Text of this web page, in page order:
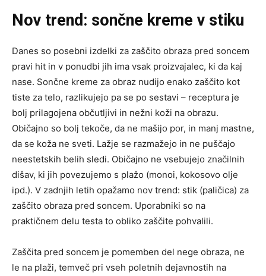
Nov trend: sončne kreme v stiku
Danes so posebni izdelki za zaščito obraza pred soncem
pravi hit in v ponudbi jih ima vsak proizvajalec, ki da kaj
nase. Sončne kreme za obraz nudijo enako zaščito kot
tiste za telo, razlikujejo pa se po sestavi – receptura je
bolj prilagojena občutljivi in nežni koži na obrazu.
Običajno so bolj tekoče, da ne mašijo por, in manj mastne,
da se koža ne sveti. Lažje se razmažejo in ne puščajo
neestetskih belih sledi. Običajno ne vsebujejo značilnih
dišav, ki jih povezujemo s plažo (monoi, kokosovo olje
ipd.). V zadnjih letih opažamo nov trend: stik (paličica) za
zaščito obraza pred soncem. Uporabniki so na
praktičnem delu testa to obliko zaščite pohvalili.
Zaščita pred soncem je pomemben del nege obraza, ne
le na plaži, temveč pri vseh poletnih dejavnostih na